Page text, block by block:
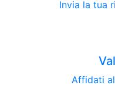
Invia la tua
Affidati